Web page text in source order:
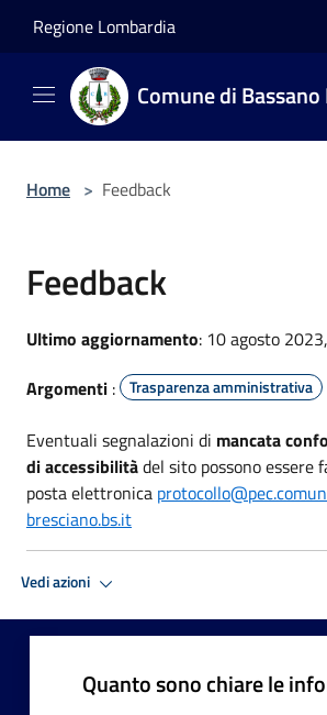
Regione Lombardia
Comune di
Home > Feedback
Feedback
Ultimo aggiornamento: 10 agosto
Argomenti : Trasparenza amministrativa
Eventuali segnalazioni di mancata
di accessibilitàdel sito possono essere
posta elettronica
bresciano.bs.it
Vedi azioni
Quanto sono chiare le